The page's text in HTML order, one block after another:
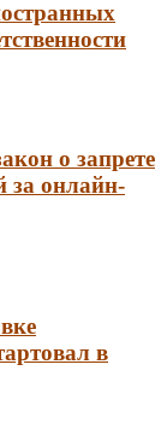
о запрете
за онлайн-
в